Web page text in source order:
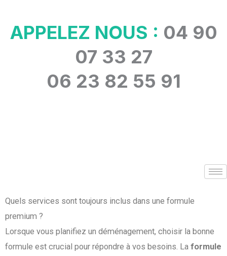
contenu
APPELEZ NOUS : 04 90
07 33 27
06 23 82 55 91
Quels services sont toujours inclus dans une formule
premium ?
Lorsque vous planifiez un déménagement, choisir la bonne
formule est crucial pour répondre à vos besoins. La formule